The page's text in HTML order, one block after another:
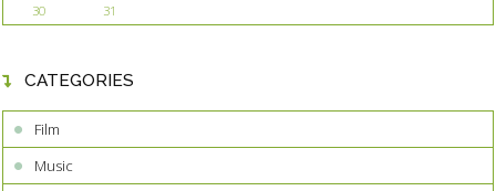
30
31
CATEGORIES
Film
Music